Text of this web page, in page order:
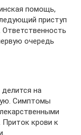
помощь,
приступ
очередь
на
Симптомы
Приток крови к